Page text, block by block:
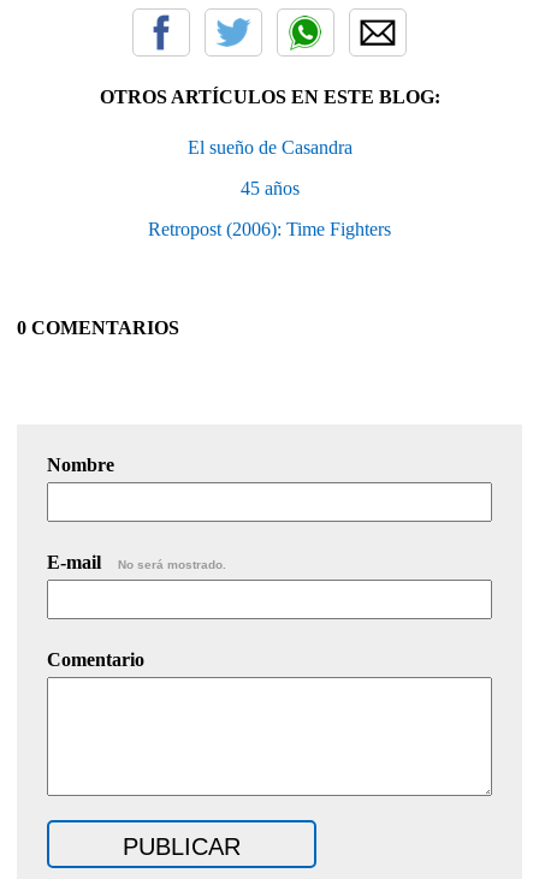
OTROS ARTÍCULOS EN ESTE BLOG:
El sueño de Casandra
45 años
Retropost (2006): Time Fighters
0 COMENTARIOS
Nombre
E-mail No será mostrado.
Comentario